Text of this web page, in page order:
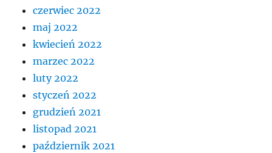
czerwiec 2022
maj 2022
kwiecień 2022
marzec 2022
luty 2022
styczeń 2022
grudzień 2021
listopad 2021
październik 2021